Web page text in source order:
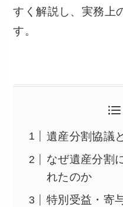
すく解説し、実務上
す。
遺産分割協議
なぜ遺産分割
れたのか
特別受益・寄